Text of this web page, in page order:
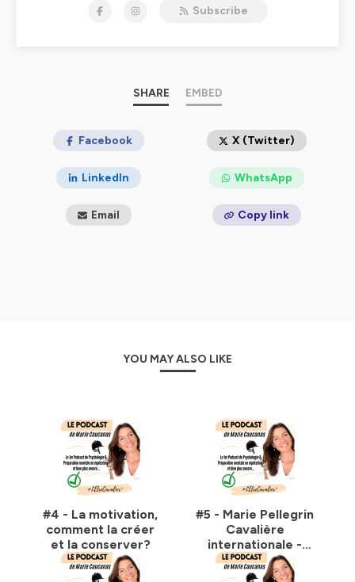
viennent les blocages et de les lever.
fonctionnemnet humain, étant Psychologue clinicienne et du
sport. La méthode est pratique car vous aurez en votre
fonction de votre niveau technique.
cavaliers car on ne peut pas nous dissocier de nos chevaux. Donc
je travaille avec vous afin que le système cheval - cavalier
cavalier amateurs avec lequels nous avons collaboré, pour vous
Vous l'avez compris, ce podcast a vocation de faire découvrir et
rendre accessible la préparation mentale et la psychologie au
plus grand nombre de cavaliers. Alors rejoignez-nous et soyez les
--------------------
✅ Abonnez-vous dès maintenant pour retrouver les épisodes dès
qu'ils sortent.
Subscribe
SHARE EMBED
Facebook X (Twitter)
LinkedIn WhatsApp
Email Copy link
YOU MAY ALSO LIKE
#4 - La motivation,
comment la créer
et la conserver?
#5 - Marie Pellegrin
Cavalière
internationale -
Coach - Ses
conseils en